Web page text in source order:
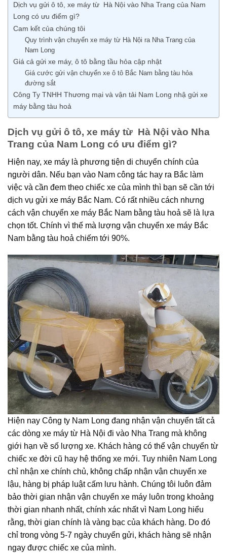
Dịch vụ gửi ô tô, xe máy từ Hà Nội vào Nha Trang của Nam
Long có ưu điểm gì?
Cam kết của chúng tôi
Quy trình vận chuyển xe máy từ Hà Nội ra Nha Trang của
Nam Long
Giá cả gửi xe máy, ô tô bằng tầu hỏa cập nhật
Giá cước gửi vận chuyển xe ô tô Bắc Nam bằng tàu hỏa
đường sắt
Công Ty TNHH Thương mại và vận tải Nam Long nhậ gửi xe
máy bằng tàu hoả
Dịch vụ gửi ô tô, xe máy từ Hà Nội vào Nha
Trang của Nam Long có ưu điểm gì?
Hiện nay, xe máy là phương tiện di chuyển chính của
người dân. Nếu bạn vào Nam công tác hay ra Bắc làm
việc và cần đem theo chiếc xe của mình thì bạn sẽ cần tới
dịch vụ gửi xe máy Bắc Nam. Có rất nhiều cách nhưng
cách vận chuyển xe máy Bắc Nam bằng tàu hoả sẽ là lựa
chọn tốt. Chính vì thế mà lượng vận chuyển xe máy Bắc
Nam bằng tàu hoả chiếm tới 90%.
Hiện nay Công ty Nam Long đang nhận vận chuyển tất cả
các dòng xe máy từ Hà Nội đi vào Nha Trang mà không
giới hạn về số lượng xe. Khách hàng có thể vận chuyển từ
chiếc xe đời cũ hay hệ thống xe mới. Tuy nhiên Nam Long
chỉ nhận xe chính chủ, không chấp nhận vận chuyển xe
lậu, hàng bị pháp luật cấm lưu hành. Chúng tôi luôn đảm
bảo thời gian nhận vận chuyển xe máy luôn trong khoảng
thời gian nhanh nhất, chính xác nhất vì Nam Long hiểu
rằng, thời gian chính là vàng bạc của khách hàng. Do đó
chỉ trong vòng 5-7 ngày chuyển gửi, khách hàng sẽ nhận
ngay được chiếc xe của mình.